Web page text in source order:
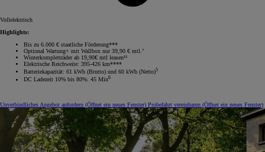
Vollelektrisch
Highlights:
Bis zu 6.000 € staatliche Förderung***
Optional Wartung+ mit Wallbox nur 39,90 € mtl.⁷
Winterkompletträder ab 19,90€ mtl leasen¹⁵
Elektrische Reichweite: 395-426 km****
Batteriekapazität: 61 kWh (Brutto) und 60 kWh (Netto)5
DC Ladezeit 10% bis 80%: 45 Min6
Unverbindliches Angebot anfordern (Öffnet ein neues Fenster) Probefahrt vereinbaren (Öffnet ein neues Fenster)